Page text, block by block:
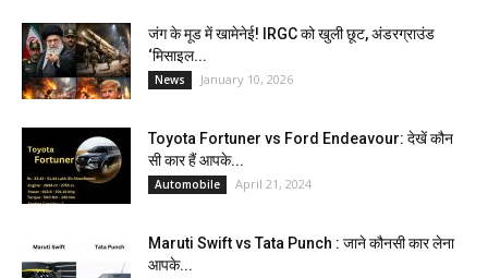
जंग के मूड में खामेनेई! IRGC को खुली छूट, अंडरग्राउंड
‘मिसाइल...
News January 10, 2026
Toyota Fortuner vs Ford Endeavour: देखें कौन
सी कार हैं आपके...
Automobile April 21, 2024
Maruti Swift vs Tata Punch : जाने कौनसी कार लेना
आपके...